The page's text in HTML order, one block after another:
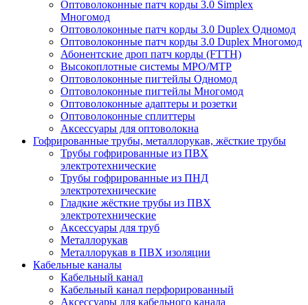
Оптоволоконные патч корды 3.0 Simplex
Многомод
Оптоволоконные патч корды 3.0 Duplex Одномод
Оптоволоконные патч корды 3.0 Duplex Многомод
Абонентские дроп патч корды (FTTH)
Высокоплотные системы MPO/MTP
Оптоволоконные пигтейлы Одномод
Оптоволоконные пигтейлы Многомод
Оптоволоконные адаптеры и розетки
Оптоволоконные сплиттеры
Аксессуары для оптоволокна
Гофрированные трубы, металлорукав, жёсткие трубы
Трубы гофрированные из ПВХ
электротехнические
Трубы гофрированные из ПНД
электротехнические
Гладкие жёсткие трубы из ПВХ
электротехнические
Аксессуары для труб
Металлорукав
Металлорукав в ПВХ изоляции
Кабельные каналы
Кабельный канал
Кабельный канал перфорированный
Аксессуары для кабельного канала